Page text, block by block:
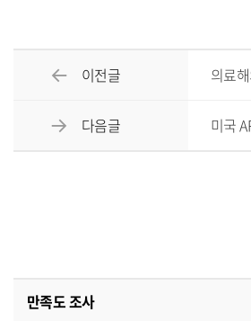
이전글 의료
다음글 미국
만족도 조사